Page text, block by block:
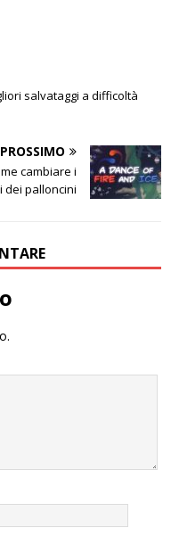
salvataggi a difficoltà
cambiare i
dei palloncini